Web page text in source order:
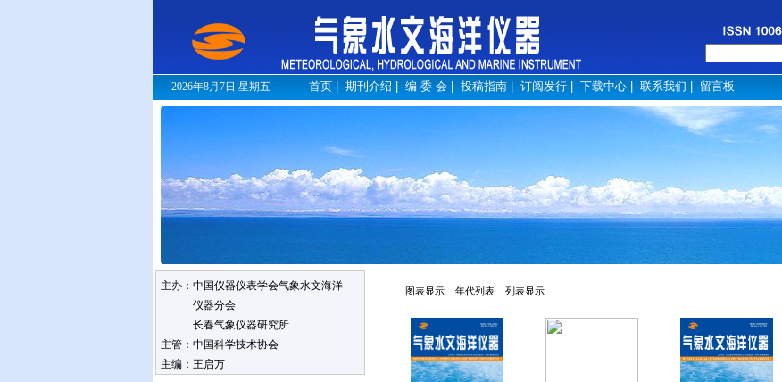
2026年8月7日 星期五 首页 期刊介绍 编 委 会 投稿指南 订阅发行 下载中心 联系我们 留言板
主办：中国仪器仪表学会气象水文海洋
仪器分会
长春气象仪器研究所
主管：中国科学技术协会
主编：王启万
图表显示 年代列表 列表显示